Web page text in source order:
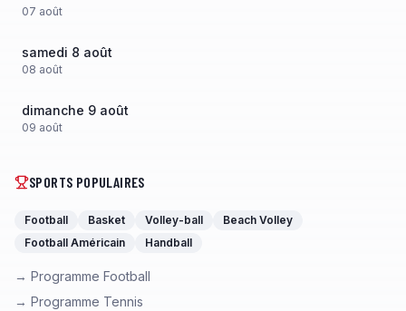
07 août
samedi 8 août
08 août
dimanche 9 août
09 août
SPORTS POPULAIRES
Football Basket Volley-ball
Beach Volley
Football Américain
Handball
→ Programme Football
→ Programme Tennis